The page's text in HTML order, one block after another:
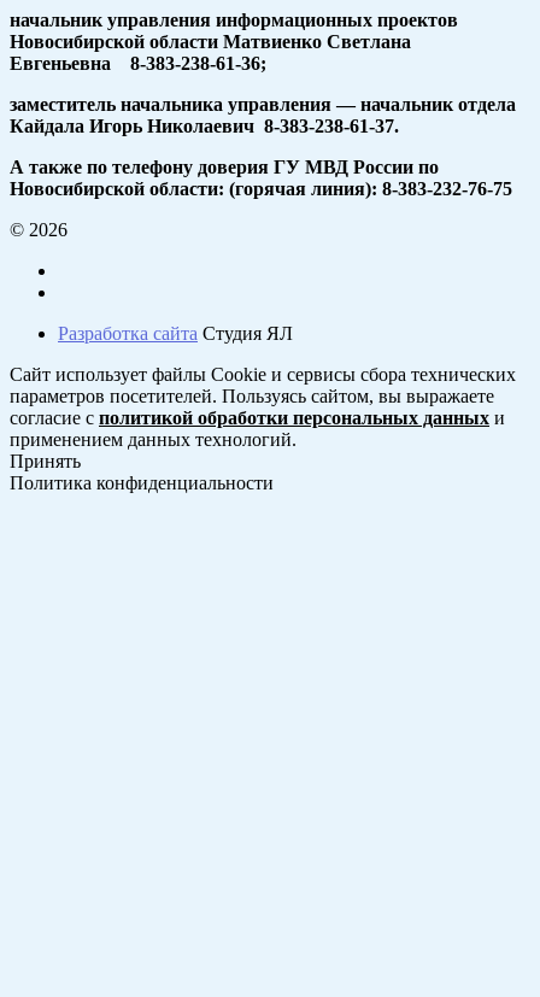
начальник управления информационных проектов
Новосибирской области Матвиенко Светлана
Евгеньевна 8-383-238-61-36;
заместитель начальника управления — начальник отдела
Кайдала Игорь Николаевич 8-383-238-61-37.
А также по телефону доверия ГУ МВД России по
Новосибирской области: (горячая линия): 8-383-232-76-75
© 2026
Разработка сайта Студия ЯЛ
Сайт использует файлы Cookie и сервисы сбора технических
параметров посетителей. Пользуясь сайтом, вы выражаете
согласие с политикой обработки персональных данных и
применением данных технологий.
Принять
Политика конфиденциальности